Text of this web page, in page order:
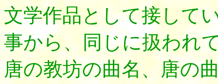
文学作品として接して
事から、同じに扱われ
唐の教坊の曲名、唐の